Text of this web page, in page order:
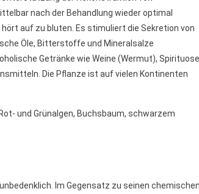
nach der Behandlung wieder optimal
auf zu bluten. Es stimuliert die Sekretion von
Öle, Bitterstoffe und Mineralsalze
Getränke wie Weine (Wermut),
Die Pflanze ist auf vielen Kontinenten
und Grünalgen, Buchsbaum, schwarzem
Im Gegensatz zu seinen chemischen